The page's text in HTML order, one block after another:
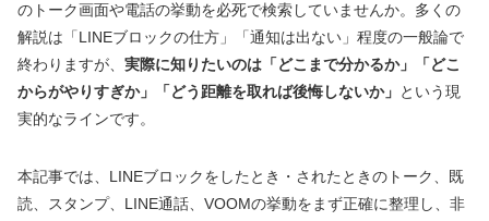
のトーク画面や電話の挙動を必死で検索していませんか。多くの
解説は「LINEブロックの仕方」「通知は出ない」程度の一般論で
終わりますが、 実際に知りたいのは「どこまで分かるか」「どこ
からがやりすぎか」「どう距離を取れば後悔しないか」 という現
実的なラインです。
本記事では、LINEブロックをしたとき・されたときのトーク、既
読、スタンプ、LINE通話、VOOMの挙動をまず正確に整理し、非